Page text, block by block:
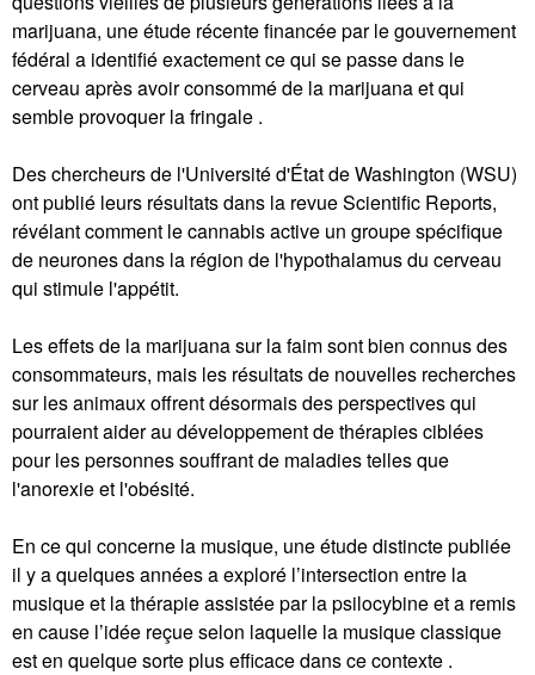
marijuana, une étude récente financée par le gouvernement
fédéral a identifié exactement ce qui se passe dans le
cerveau après avoir consommé de la marijuana et qui
semble provoquer la fringale .
Des chercheurs de l'Université d'État de Washington (WSU)
ont publié leurs résultats dans la revue Scientific Reports,
révélant comment le cannabis active un groupe spécifique
de neurones dans la région de l'hypothalamus du cerveau
qui stimule l'appétit.
Les effets de la marijuana sur la faim sont bien connus des
consommateurs, mais les résultats de nouvelles recherches
sur les animaux offrent désormais des perspectives qui
pourraient aider au développement de thérapies ciblées
pour les personnes souffrant de maladies telles que
l'anorexie et l'obésité.
En ce qui concerne la musique, une étude distincte publiée
il y a quelques années a exploré l’intersection entre la
musique et la thérapie assistée par la psilocybine et a remis
en cause l’idée reçue selon laquelle la musique classique
est en quelque sorte plus efficace dans ce contexte .